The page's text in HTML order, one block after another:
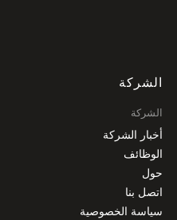
الشركة
الشركة
أخبار الشركة
الوظائف
حول
اتصل بنا
سياسة الخصوصية